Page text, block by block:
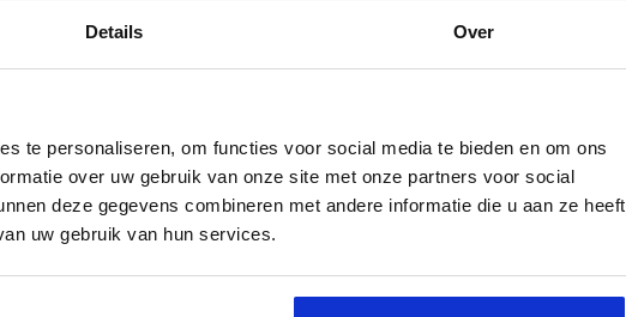
Details Over
te personaliseren, om functies voor social media te bieden en om ons
over uw gebruik van onze site met onze partners voor social
deze gegevens combineren met andere informatie die u aan ze heeft
uw gebruik van hun services.